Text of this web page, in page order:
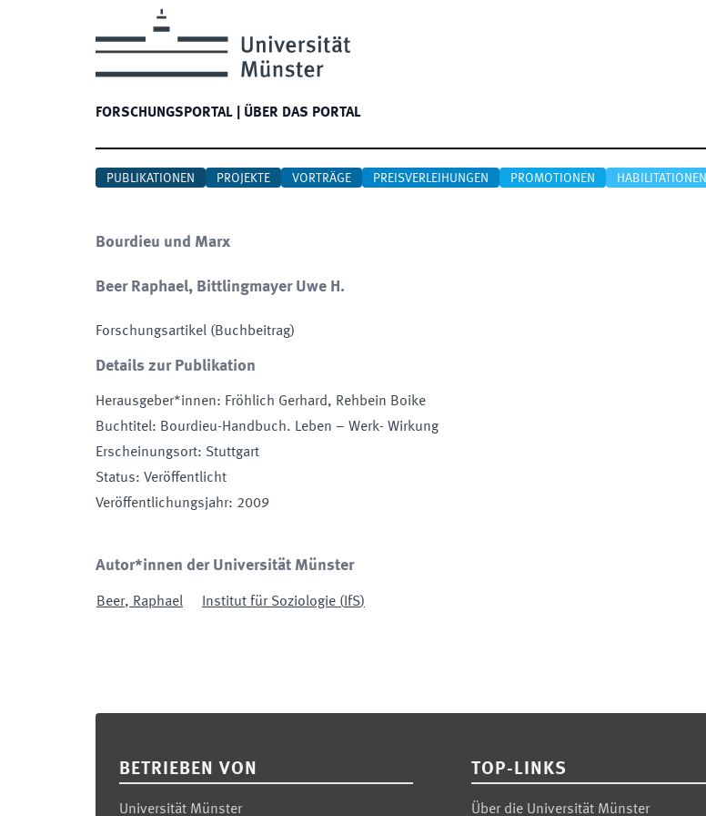
FORSCHUNGSPORTAL ÜBER DAS PORTAL
PUBLIKATIONEN PROJEKTE VORTRÄGE PREISVERLEIHUNGEN PROMOTIONEN HABILITATIONEN
Bourdieu und Marx
Beer Raphael, Bittlingmayer Uwe H.
Forschungsartikel (Buchbeitrag)
Details zur Publikation
Herausgeber*innen: Fröhlich Gerhard, Rehbein Boike
Buchtitel: Bourdieu-Handbuch. Leben – Werk- Wirkung
Erscheinungsort: Stuttgart
Status: Veröffentlicht
Veröffentlichungsjahr: 2009
Autor*innen der Universität Münster
Beer, Raphael Institut für Soziologie ( IfS)
BETRIEBEN VON
Universität Münster
TOP-LINKS
Über die Universität Münster